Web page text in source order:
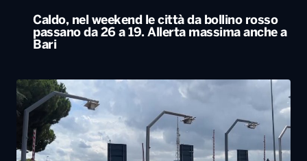
Caldo, nel weekend le città da bollino rosso
passano da 26 a 19. Allerta massima anche a
Bari